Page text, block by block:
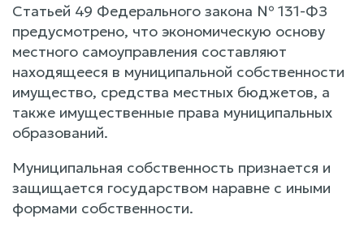
Статьей 49 Федерального закона № 131-ФЗ
предусмотрено, что экономическую основу
местного самоуправления составляют
находящееся в муниципальной собственности
имущество, средства местных бюджетов, а
также имущественные права муниципальных
образований.
Муниципальная собственность признается и
защищается государством наравне с иными
формами собственности.